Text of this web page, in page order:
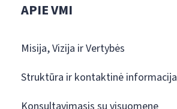
APIE VMI
Misija, Vizija ir Vertybės
Struktūra ir kontaktinė informacija